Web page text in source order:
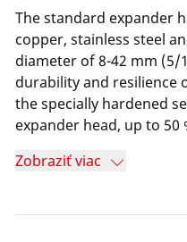
The standard expander
copper, stainless steel
diameter of 8-42 mm (5/
durability and resilience
the specially hardened
expander head, up to
can be saved compared
uniform capillary gap.
Zobraziť viac